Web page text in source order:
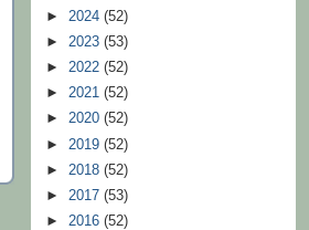
► 2024 (52)
► 2023 (53)
► 2022 (52)
► 2021 (52)
► 2020 (52)
► 2019 (52)
► 2018 (52)
► 2017 (53)
► 2016 (52)